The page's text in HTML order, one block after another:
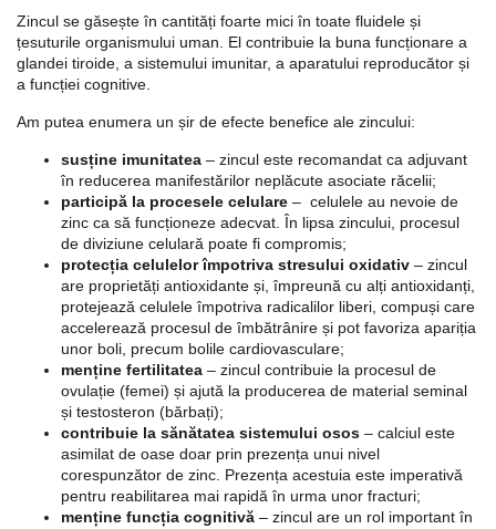
Zincul se găsește în cantități foarte mici în toate fluidele și
țesuturile organismului uman. El contribuie la buna funcționare a
glandei tiroide, a sistemului imunitar, a aparatului reproducător și
a funcției cognitive.
Am putea enumera un șir de efecte benefice ale zincului:
susține imunitatea – zincul este recomandat ca adjuvant
în reducerea manifestărilor neplăcute asociate răcelii;
participă la procesele celulare – celulele au nevoie de
zinc ca să funcționeze adecvat. În lipsa zincului, procesul
de diviziune celulară poate fi compromis;
protecția celulelor împotriva stresului oxidativ – zincul
are proprietăți antioxidante și, împreună cu alți antioxidanți,
protejează celulele împotriva radicalilor liberi, compuși care
accelerează procesul de îmbătrânire și pot favoriza apariția
unor boli, precum bolile cardiovasculare;
menține fertilitatea – zincul contribuie la procesul de
ovulație (femei) și ajută la producerea de material seminal
și testosteron (bărbați);
contribuie la sănătatea sistemului osos – calciul este
asimilat de oase doar prin prezența unui nivel
corespunzător de zinc. Prezența acestuia este imperativă
pentru reabilitarea mai rapidă în urma unor fracturi;
menține funcția cognitivă – zincul are un rol important în